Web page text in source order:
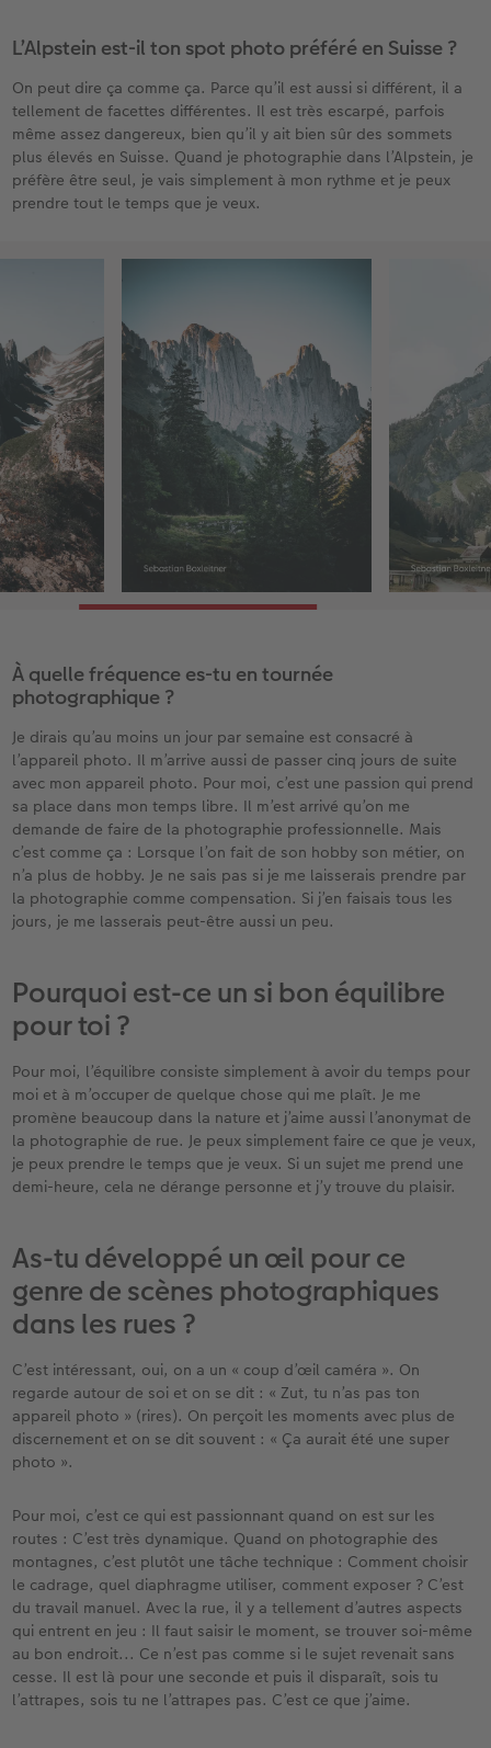
L’Alpstein est-il ton spot photo préféré en Suisse ?
On peut dire ça comme ça. Parce qu’il est aussi si différent, il a
tellement de facettes différentes. Il est très escarpé, parfois
même assez dangereux, bien qu’il y ait bien sûr des sommets
plus élevés en Suisse. Quand je photographie dans l’Alpstein, je
préfère être seul, je vais simplement à mon rythme et je peux
prendre tout le temps que je veux.
À quelle fréquence es-tu en tournée
photographique ?
Je dirais qu’au moins un jour par semaine est consacré à
l’appareil photo. Il m’arrive aussi de passer cinq jours de suite
avec mon appareil photo. Pour moi, c’est une passion qui prend
sa place dans mon temps libre. Il m’est arrivé qu’on me
demande de faire de la photographie professionnelle. Mais
c’est comme ça : Lorsque l’on fait de son hobby son métier, on
n’a plus de hobby. Je ne sais pas si je me laisserais prendre par
la photographie comme compensation. Si j’en faisais tous les
jours, je me lasserais peut-être aussi un peu.
Pourquoi est-ce un si bon équilibre
pour toi ?
Pour moi, l’équilibre consiste simplement à avoir du temps pour
moi et à m’occuper de quelque chose qui me plaît. Je me
promène beaucoup dans la nature et j’aime aussi l’anonymat de
la photographie de rue. Je peux simplement faire ce que je veux,
je peux prendre le temps que je veux. Si un sujet me prend une
demi-heure, cela ne dérange personne et j’y trouve du plaisir.
As-tu développé un œil pour ce
genre de scènes photographiques
dans les rues ?
C’est intéressant, oui, on a un « coup d’œil caméra ». On
regarde autour de soi et on se dit : « Zut, tu n’as pas ton
appareil photo » (rires). On perçoit les moments avec plus de
discernement et on se dit souvent : « Ça aurait été une super
photo ».
Pour moi, c’est ce qui est passionnant quand on est sur les
routes : C’est très dynamique. Quand on photographie des
montagnes, c’est plutôt une tâche technique : Comment choisir
le cadrage, quel diaphragme utiliser, comment exposer ? C’est
du travail manuel. Avec la rue, il y a tellement d’autres aspects
qui entrent en jeu : Il faut saisir le moment, se trouver soi-même
au bon endroit... Ce n’est pas comme si le sujet revenait sans
cesse. Il est là pour une seconde et puis il disparaît, sois tu
l’attrapes, sois tu ne l’attrapes pas. C’est ce que j’aime.